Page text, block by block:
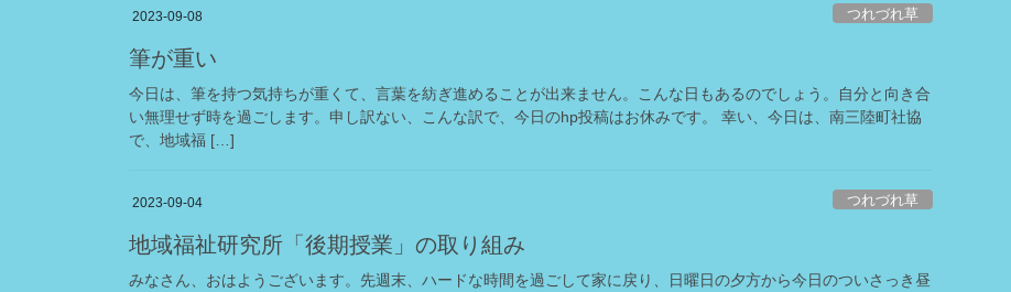
2023-09-08 つれづれ草
筆が重い
今日は、筆を持つ気持ちが重くて、言葉を紡ぎ進めることが出来ません。こんな日もあるのでしょう。自分と向き合
い無理せず時を過ごします。申し訳ない、こんな訳で、今日のhp投稿はお休みです。 幸い、今日は、南三陸町社協
で、地域福 […]
2023-09-04 つれづれ草
地域福祉研究所「後期授業」の取り組み
みなさん、おはようございます。先週末、ハードな時間を過ごして家に戻り、日曜日の夕方から今日のついさっき昼